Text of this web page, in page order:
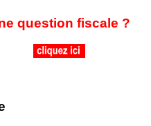
question fiscale ?